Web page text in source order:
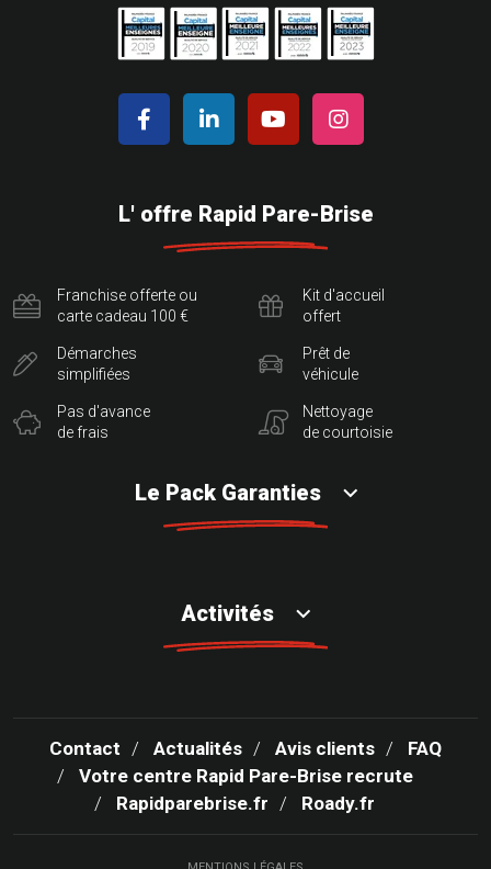
L' offre Rapid Pare-Brise
Franchise offerte ou
carte cadeau 100 €
Démarches
simplifiées
Pas d'avance
de frais
Kit d'accueil
offert
Prêt de
véhicule
Nettoyage
de courtoisie
Le Pack Garanties
Activités
Contact Actualités Avis clients
FAQ
Votre centre Rapid Pare-Brise recrute
Rapidparebrise.fr
Roady.fr